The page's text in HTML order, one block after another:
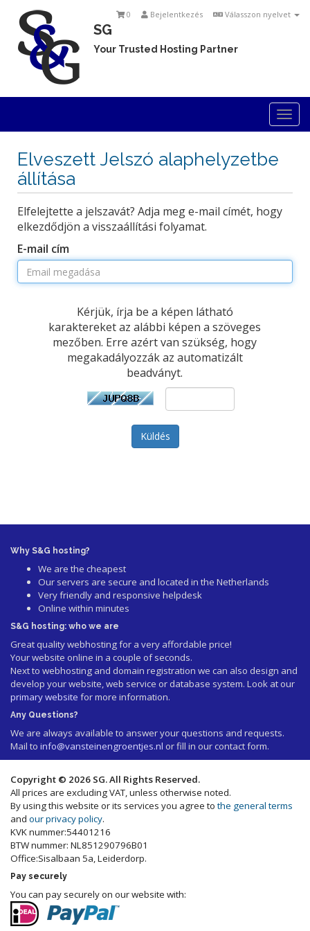
Válasszon nyelvet
Bejelentkezés
0
SG
Your Trusted Hosting Partner
Elveszett Jelszó alaphelyzetbe
állítása
Elfelejtette a jelszavát? Adja meg e-mail címét, hogy
elkezdődjön a visszaállítási folyamat.
E-mail cím
Kérjük, írja be a képen látható
karaktereket az alábbi képen a szöveges
mezőben. Erre azért van szükség, hogy
megakadályozzák az automatizált
beadványt.
Küldés
Why S&G hosting?
We are the cheapest
Our servers are secure and located in the Netherlands
Very friendly and responsive helpdesk
Online within minutes
S&G hosting: who we are
Great quality webhosting for a very affordable price!
Your website online in a couple of seconds.
Next to webhosting and domain registration we can also design and
develop your website, web service or database system. Look at our
primary website for more information.
Any Questions?
We are always available to answer your questions and requests.
Mail to info@vansteinengroentjes.nl or fill in our contact form.
Copyright © 2026 SG. All Rights Reserved.
All prices are excluding VAT, unless otherwise noted.
By using this website or its services you agree tothe general terms
and our privacy policy.
KVK nummer:54401216
BTW nummer: NL851290796B01
Office:Sisalbaan 5a, Leiderdorp.
Pay securely
You can pay securely on our website with: